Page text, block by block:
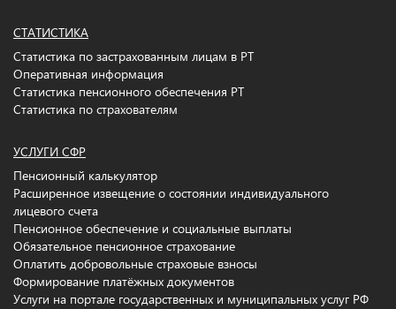
СТАТИСТИКА
Статистика по застрахованным лицам в РТ
Оперативная информация
Статистика пенсионного обеспечения РТ
Статистика по страхователям
УСЛУГИ СФР
Пенсионный калькулятор
Расширенное извещение о состоянии индивидуального
лицевого счета
Пенсионное обеспечение и социальные выплаты
Обязательное пенсионное страхование
Оплатить добровольные страховые взносы
Формирование платёжных документов
Услуги на портале государственных и муниципальных услуг РФ